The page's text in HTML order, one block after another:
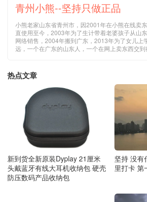
青州小熊--坚持只做正品
小熊老家山东省青州市，因2001年在小熊在线卖
直使用至今，2003年为了生计带着老婆孩子从山
网络销售，2004年搬到广东，2013年为了女儿上
远，一个在广东的山东人，一个在网上卖东西交到
热点文章
新到货全新原装Dyplay 21厘米
头戴蓝牙有线大耳机收纳包 硬壳
防压数码产品收纳包
坚持 没有
里打卡 第